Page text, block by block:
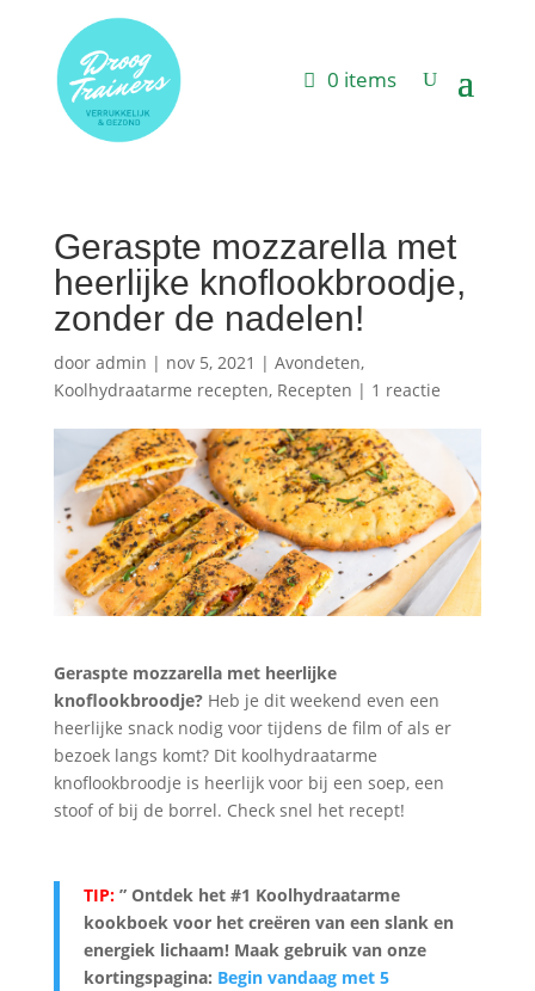
0 items
Geraspte mozzarella met
heerlijke knoflookbroodje,
zonder de nadelen!
door admin | nov 5, 2021 | Avondeten,
Koolhydraatarme recepten, Recepten | 1 reactie
Geraspte mozzarella met heerlijke
knoflookbroodje?Heb je dit weekend even een
heerlijke snack nodig voor tijdens de film of als er
bezoek langs komt? Dit koolhydraatarme
knoflookbroodje is heerlijk voor bij een soep, een
stoof of bij de borrel. Check snel het recept!
TIP:” Ontdek het #1 Koolhydraatarme
kookboek voor het creëren van een slank en
energiek lichaam! Maak gebruik van onze
kortingspagina: Begin vandaag met 5